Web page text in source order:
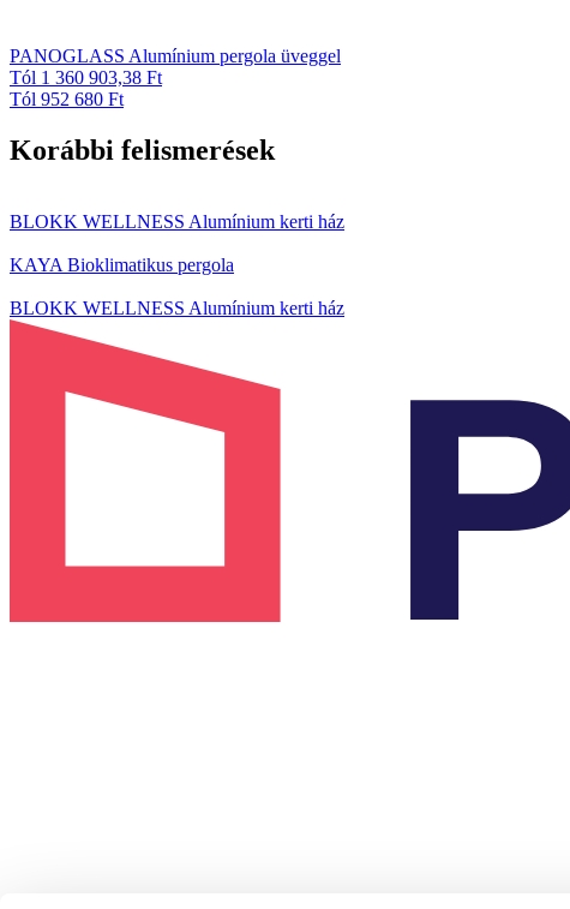
PANOGLASS Alumínium pergola üveggel
Tól 1 360 903,38 Ft
Tól 952 680 Ft
Korábbi felismerések
BLOKK WELLNESS Alumínium kerti ház
KAYA Bioklimatikus pergola
BLOKK WELLNESS Alumínium kerti ház